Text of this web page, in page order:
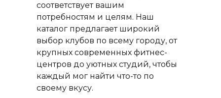
соответствует вашим
потребностям и целям. Наш
каталог предлагает широкий
выбор клубов по всему городу, от
крупных современных фитнес-
центров до уютных студий, чтобы
каждый мог найти что-то по
своему вкусу.